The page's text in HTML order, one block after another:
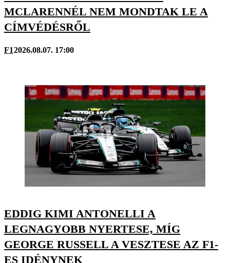
MCLARENNÉL NEM MONDTAK LE A
CÍMVÉDÉSRŐL
F12026.08.07. 17:00
EDDIG KIMI ANTONELLI A
LEGNAGYOBB NYERTESE, MÍG
GEORGE RUSSELL A VESZTESE AZ F1-
ES IDÉNYNEK